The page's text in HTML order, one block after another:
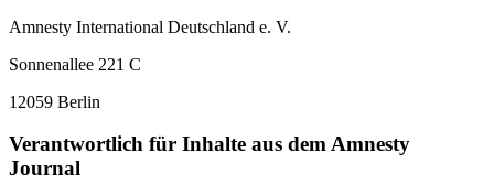
Amnesty International Deutschland e. V.
Sonnenallee 221 C
12059 Berlin
Verantwortlich für Inhalte aus dem Amnesty
Journal